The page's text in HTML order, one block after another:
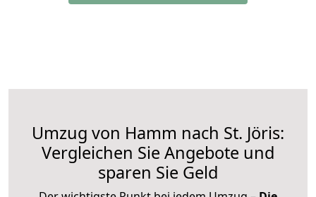
Umzug von Hamm nach St. Jöris:
Vergleichen Sie Angebote und
sparen Sie Geld